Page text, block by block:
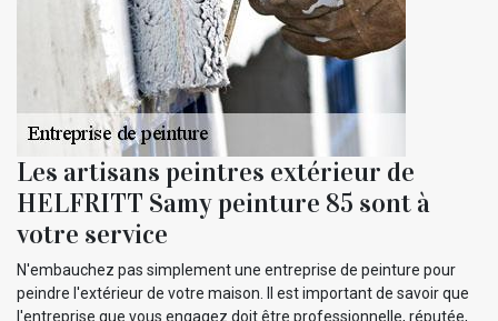
Les artisans peintres extérieur de
HELFRITT Samy peinture 85 sont à
votre service
N'embauchez pas simplement une entreprise de peinture pour
peindre l'extérieur de votre maison. Il est important de savoir que
l'entreprise que vous engagez doit être professionnelle, réputée,